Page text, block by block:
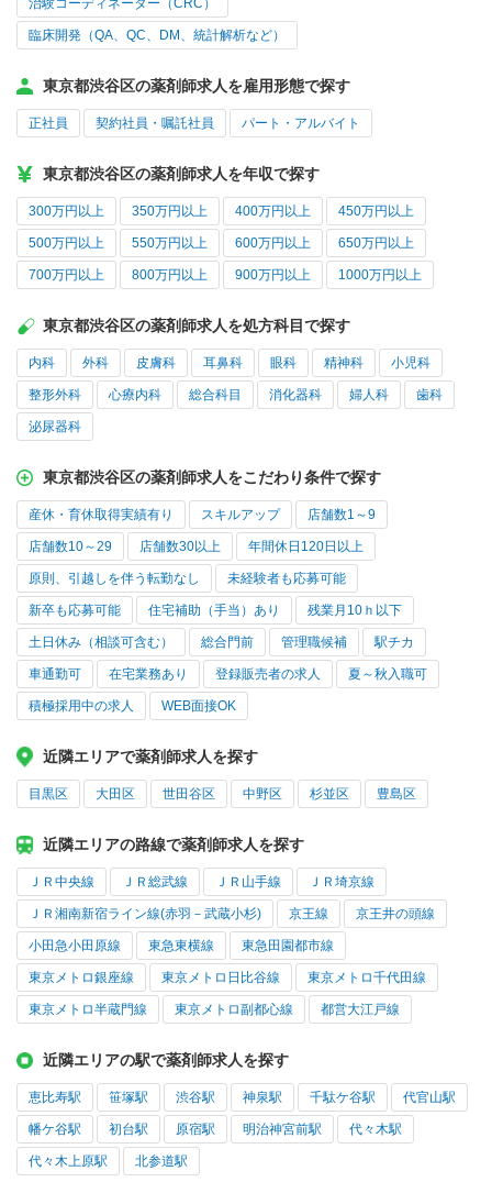
治験コーディネーター（CRC）
臨床開発（QA、QC、DM、統計解析など）
東京都渋谷区の薬剤師求人を雇用形態で探す
正社員 契約社員・嘱託社員 パート・アルバイト
東京都渋谷区の薬剤師求人を年収で探す
300万円以上 350万円以上 400万円以上 450万円以上
500万円以上 550万円以上 600万円以上 650万円以上
700万円以上 800万円以上 900万円以上 1000万円以上
東京都渋谷区の薬剤師求人を処方科目で探す
内科 外科 皮膚科 耳鼻科 眼科 精神科 小児科
整形外科 心療内科 総合科目 消化器科 婦人科 歯科
泌尿器科
東京都渋谷区の薬剤師求人をこだわり条件で探す
産休・育休取得実績有り スキルアップ 店舗数1～9
店舗数10～29 店舗数30以上 年間休日120日以上
原則、引越しを伴う転勤なし 未経験者も応募可能
新卒も応募可能 住宅補助（手当）あり 残業月10ｈ以下
土日休み（相談可含む） 総合門前 管理職候補 駅チカ
車通勤可 在宅業務あり 登録販売者の求人 夏～秋入職可
積極採用中の求人 WEB面接OK
近隣エリアで薬剤師求人を探す
目黒区 大田区 世田谷区 中野区 杉並区 豊島区
近隣エリアの路線で薬剤師求人を探す
ＪＲ中央線 ＪＲ総武線 ＪＲ山手線 ＪＲ埼京線
ＪＲ湘南新宿ライン線(赤羽－武蔵小杉) 京王線 京王井の頭線
小田急小田原線 東急東横線 東急田園都市線
東京メトロ銀座線 東京メトロ日比谷線 東京メトロ千代田線
東京メトロ半蔵門線 東京メトロ副都心線 都営大江戸線
近隣エリアの駅で薬剤師求人を探す
恵比寿駅 笹塚駅 渋谷駅 神泉駅 千駄ケ谷駅 代官山駅
幡ケ谷駅 初台駅 原宿駅 明治神宮前駅 代々木駅
代々木上原駅 北参道駅